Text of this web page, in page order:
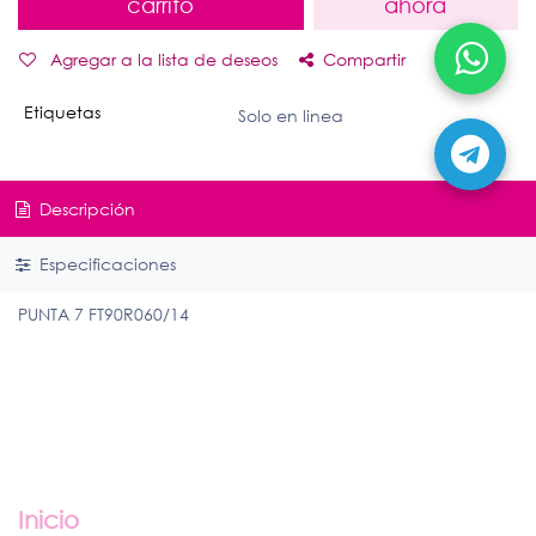
Agregar a la lista de deseos Compartir
Etiquetas Solo en linea
Descripción
Especificaciones
PUNTA 7 FT90R060/14
Inicio